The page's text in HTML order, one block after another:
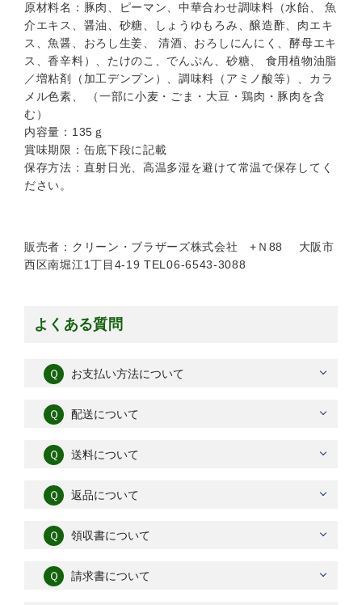
原材料名：豚肉、ピーマン、中華合わせ調味料（水飴、 魚
介エキス、醤油、砂糖、しょうゆもろみ、醸造酢、肉エキ
ス、魚醤、おろし生姜、 清酒、おろしにんにく、酵母エキ
ス、香辛料）、たけのこ、でんぷん、砂糖、 食用植物油脂
／増粘剤（加工デンプン）、調味料（アミノ酸等）、カラ
メル色素、 （一部に小麦・ごま・大豆・鶏肉・豚肉を含
む）
内容量：135ｇ
賞味期限：缶底下段に記載
保存方法：直射日光、高温多湿を避けて常温で保存してく
ださい。
販売者：クリーン・ブラザーズ株式会社 +Ｎ88 大阪市
西区南堀江1丁目4-19 TEL06-6543-3088
よくある質問
Ｑ お支払い方法について
Ｑ 配送について
Ｑ 送料について
Ｑ 返品について
Ｑ 領収書について
Ｑ 請求書について